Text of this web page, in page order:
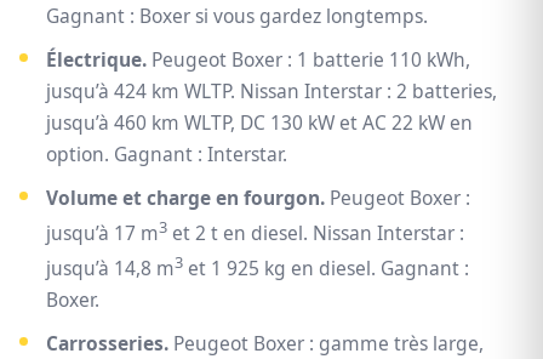
Gagnant : Boxer si vous gardez longtemps.
Électrique. Peugeot Boxer : 1 batterie 110 kWh,
jusqu’à 424 km WLTP. Nissan Interstar : 2 batteries,
jusqu’à 460 km WLTP, DC 130 kW et AC 22 kW en
option. Gagnant : Interstar.
Volume et charge en fourgon. Peugeot Boxer :
jusqu’à 17 m3 et 2 t en diesel. Nissan Interstar :
jusqu’à 14,8 m3 et 1 925 kg en diesel. Gagnant :
Boxer.
Carrosseries. Peugeot Boxer : gamme très large,